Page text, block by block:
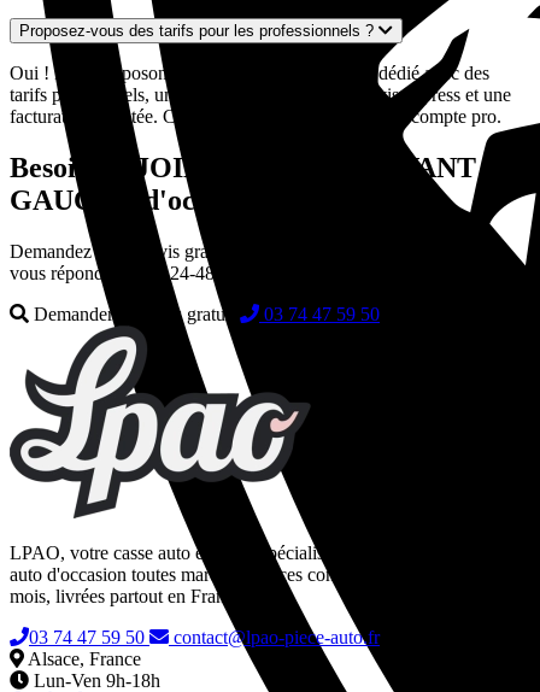
Proposez-vous des tarifs pour les professionnels ?
Oui ! Nous disposons d'un espace professionnel dédié avec des
tarifs préférentiels, un interlocuteur dédié, des devis express et une
facturation adaptée. Contactez-nous pour créer votre compte pro.
Besoin de JOINT DE PORTE AVANT
GAUCHE d'occasion ?
Demandez votre devis gratuit en quelques secondes. Nos experts
vous répondent sous 24-48h.
Demander un devis gratuit
03 74 47 59 50
LPAO, votre casse auto en ligne spécialisée dans la vente de pièces
auto d'occasion toutes marques. Pièces contrôlées, garanties 24
mois, livrées partout en France.
03 74 47 59 50
contact@lpao-piece-auto.fr
Alsace, France
Lun-Ven 9h-18h